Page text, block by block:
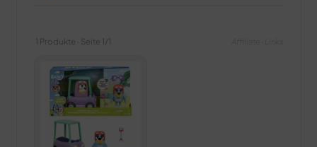
1 Produkte · Seite 1/1